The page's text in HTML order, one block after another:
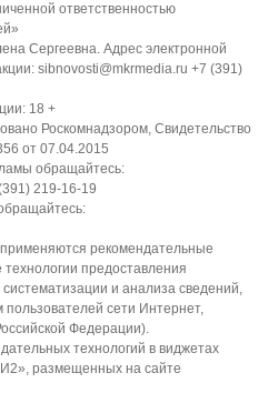
ответственностью
Сергеевна. Адрес электронной
sibnovosti@mkrmedia.ru +7 (391)
18 +
Роскомнадзором, Свидетельство
от 07.04.2015
обращайтесь:
219-16-19
рекомендательные
предоставления
и анализа сведений,
сети Интернет,
Федерации).
технологий в виджетах
размещенных на сайте